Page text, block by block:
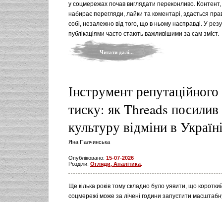
у соцмережах почав виглядати переконливо.
набирає перегляди, лайки та коментарі, здається
собі, незалежно від того, що в ньому насправді. У
публікаціями часто стають важливішими за сам зміст.
Читати далі...
Інструмент репутаційного
тиску: як Threads посилив
культуру відміни в
Яна Палчинська
Опубліковано: 15-07-2026
Розділи: Огляди, Аналітика.
Ще кілька років тому складно було уявити, що
соцмережі може за лічені години запустити